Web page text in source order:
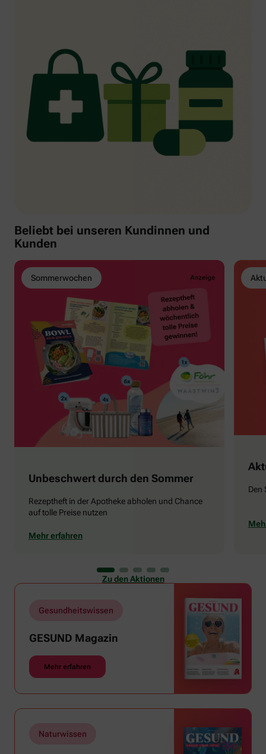
Beliebt bei unseren Kundinnen und
Kunden
Sommerwochen
Unbeschwert durch den Sommer
Rezeptheft in der Apotheke abholen und Chance
auf tolle Preise nutzen
Mehr erfahren
Den
Zu den Aktionen
Gesundheitswissen
GESUND Magazin
Mehr erfahren
Naturwissen